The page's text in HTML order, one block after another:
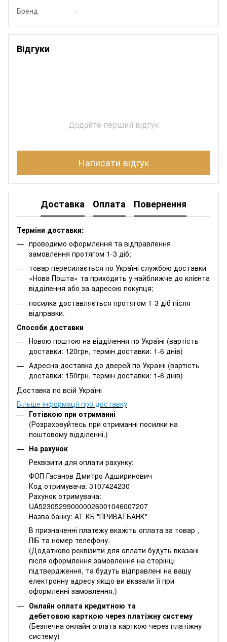
Бренд -
Відгуки
Додайте перший відгук
Написати відгук
Доставка Оплата Повернення
Терміни доставки:
проводимо оформлення та відправлення
замовлення протягом 1-3 діб;
товар пересилається по Україні службою доставки
«Нова Пошта» та приходить у найближче до клієнта
відділення або за адресою покупця;
посилка доставляється протягом 1-3 діб після
відправки.
Способи доставки
Новою поштою на відділення по Україні (вартість
доставки: 120грн, термін доставки: 1-6 днів)
Адресна доставка до дверей по Україні (вартість
доставки: 150грн, термін доставки: 1-6 днів)
Доставка по всій Україні
Більше інформації про доставку
Готівкою при отриманні
(Розраховуйтесь при отриманні посилки на
поштовому відділенні.)
На рахунок
Реквізити для оплати рахунку:
ФОП Гасанов Дмитро Адширинович
Код отримувача: 3107424230
Рахунок отримувача:
UA523052990000026001046007207
Назва банку: АТ КБ "ПРИВАТБАНК"
В призначенні платежу вкажіть оплата за товар ,
ПІБ та номер телефону.
(Додатково реквізити для оплати будуть вказані
після оформлення замовлення на сторінці
підтвердження, та будуть відправлені на вашу
електронну адресу якщо ви вказали її при
оформленні замовлення.)
Онлайн оплата кредитною та
дебетовою карткою через платіжну систему
(Безпечна онлайн оплата карткою через платіжну
систему)